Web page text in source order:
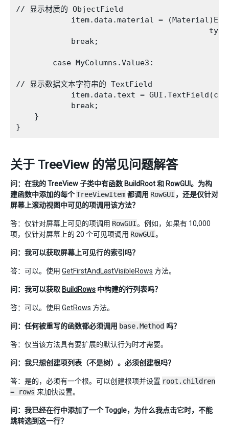
// 显示材质的 ObjectField
item.data.material =
            break;
        case MyColumns.Value3:
// 显示数据文本字符串的 TextField
item.data.text =
            break;
    }
关于 TreeView 的常见问题解答
问：在我的 TreeView 子类中有函数 BuildRoot和 RowGUI。为构
建函数中添加的每个TreeViewItem 都调用 RowGUI ，还是仅针对
屏幕上滚动视图中可见的项调用该方法？
答：仅针对屏幕上可见的项调用 RowGUI。例如，如果有 10,000
项，仅针对屏幕上的 20 个可见项调用 RowGUI。
问：我可以获取屏幕上可见行的索引吗？
答：可以。使用 GetFirstAndLastVisibleRows 方法。
问：我可以获取 BuildRows 中构建的行列表吗？
答：可以。使用 GetRows 方法。
问：任何被重写的函数都必须调用 base.Method 吗？
答：仅当该方法具有要扩展的默认行为时才需要。
问：我只想创建项列表（不是树）。必须创建根吗？
答：是的，必须有一个根。可以创建根项并设置 root.children
= rows 来加快设置。
问：我已经在行中添加了一个 Toggle，为什么我点击它时，不能
跳转选到这一行？